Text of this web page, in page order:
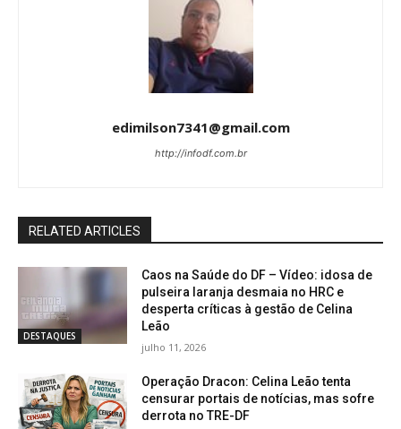
edimilson7341@gmail.com
http://infodf.com.br
RELATED ARTICLES
DESTAQUES
Caos na Saúde do DF – Vídeo: idosa de
pulseira laranja desmaia no HRC e
desperta críticas à gestão de Celina
Leão
julho 11, 2026
Operação Dracon: Celina Leão tenta
censurar portais de notícias, mas sofre
derrota no TRE-DF